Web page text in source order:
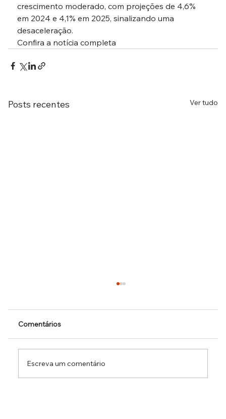
crescimento moderado, com projeções de 4,6%
em 2024 e 4,1% em 2025, sinalizando uma
desaceleração.
Confira a notícia completa
Posts recentes Ver tudo
Comentários
Escreva um comentário